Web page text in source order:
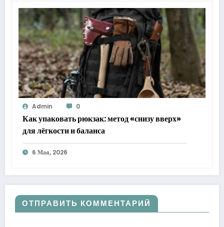
Admin 0
Как упаковать рюкзак: метод «снизу вверх»
для лёгкости и баланса
6 Мая, 2026
ОТПРАВИТЬ КОММЕНТАРИЙ